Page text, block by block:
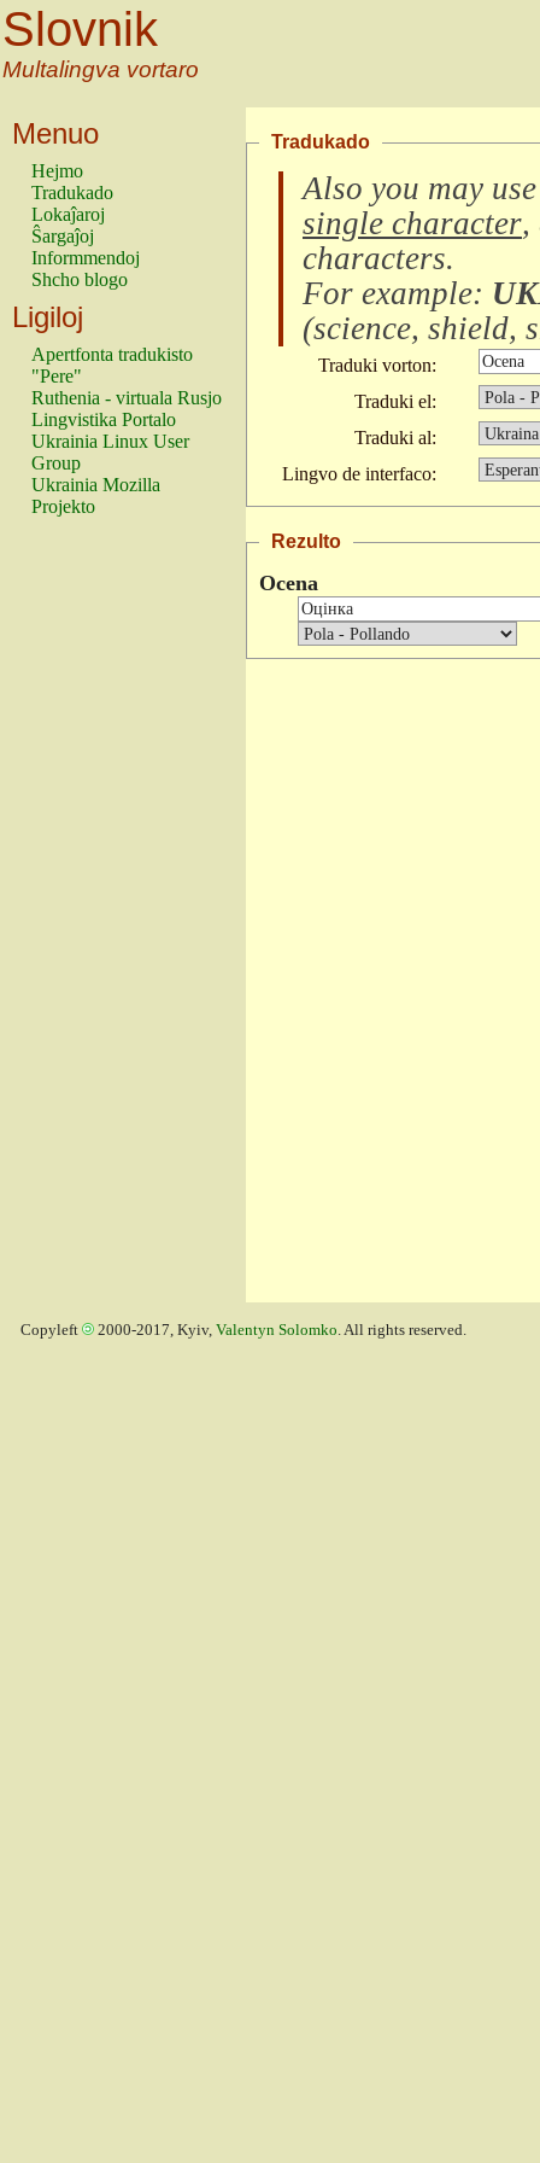
Slovnik
Multalingva vortaro
Menuo
Hejmo
Tradukado
Lokaĵaroj
Ŝargaĵoj
Informmendoj
Shcho blogo
Ligiloj
Apertfonta tradukisto
"Pere"
Ruthenia - virtuala Rusjo
Lingvistika Portalo
Ukrainia Linux User
Group
Ukrainia Mozilla
Projekto
Tradukado
Also you may
single character,
characters.
For example:
(science, shield,
Traduki vorton:
Traduki el:
Traduki al:
Lingvo de interfaco:
Rezulto
Ocena
Copyleft 2000-2017, Kyiv, Valentyn Solomko. All rights reserved.